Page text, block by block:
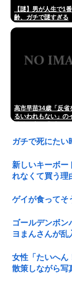
【謎】男が人生で1
齢、ガチで謎すぎる
高市早苗34歳「反省
るいわれもない」の
ガチで死にたい
新しいキーボー
れなくて買う理
ゲイが食ってそ
ゴールデンボン
ヨまんさんが乱
女性「たいへん
散策しながら写